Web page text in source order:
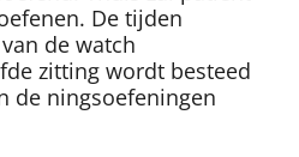
De tijden
de watch
zitting wordt besteed
de ningsoefeningen